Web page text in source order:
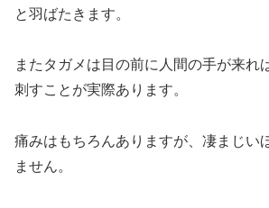
と羽ばたきます。
またタガメは目の前に人間の手が来れ
刺すことが実際あります。
痛みはもちろんありますが、凄まじい
ません。